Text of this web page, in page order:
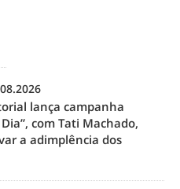
lança campanha
com Tati Machado,
a adimplência dos